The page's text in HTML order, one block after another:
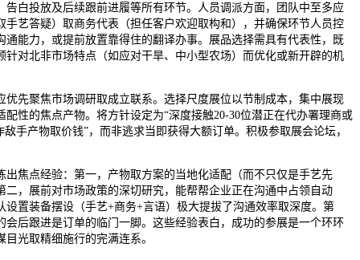
告白投放及后续跟前进履等所有环节。人员调派方面，团队中至多应
手艺答疑）取商务代表（担任客户欢迎取构和），并确保环节人员控
通能力，或提前放置靠得住的翻译办事。展品选择需具有代表性，既
针对北非市场特点（如应对干旱、中小型农场）而优化或新开辟的机
聚焦市场调研取成立联系。选择尺度展位以节制成本，集中展现
配性的焦点产物。将方针设定为“深度接触20-30位潜正在代办署理商或
手产物取价钱”，而非逃求当即获得大额订单。积极参取展会论坛，
点经验：第一，产物取方案的当地化适配（而不只仅是手艺先
二，展前对市场政策的深切研究，能帮帮企业正在沟通中占领自动
设置装备摆设（手艺+商务+言语）极大提拔了沟通效率取深度。第
会后跟进是订单的临门一脚。这些经验表白，成功的参展是一个环环
光取精细施行的完满连系。